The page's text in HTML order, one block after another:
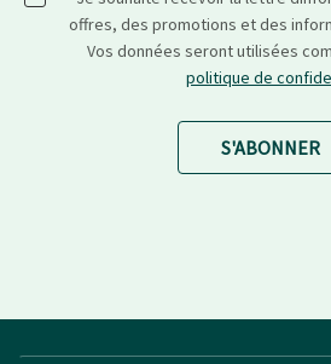
offres, des promotions et des
Vos données seront utilisées
politique de
S'ABONNER